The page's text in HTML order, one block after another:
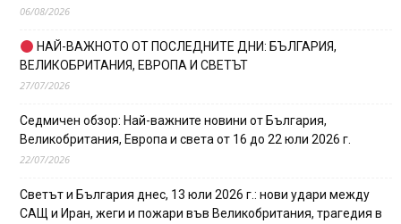
06/08/2026
НАЙ-ВАЖНОТО ОТ ПОСЛЕДНИТЕ ДНИ: БЪЛГАРИЯ,
ВЕЛИКОБРИТАНИЯ, ЕВРОПА И СВЕТЪТ
27/07/2026
Седмичен обзор: Най-важните новини от България,
Великобритания, Европа и света от 16 до 22 юли 2026 г.
22/07/2026
Светът и България днес, 13 юли 2026 г.: нови удари между
САЩ и Иран, жеги и пожари във Великобритания, трагедия в